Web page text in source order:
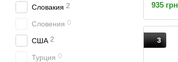
935 грн
3
Словакия 2
Словения 0
США 2
Турция 0